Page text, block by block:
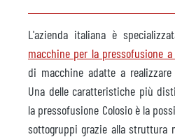
L'azienda italiana è
macchine per la pressofusione
di macchine adatte a
Una delle caratteristiche più
la pressofusione Colosio è la
sottogruppi grazie alla struttura